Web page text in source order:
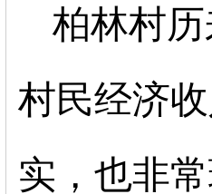
柏林村
村民经济
实，也非